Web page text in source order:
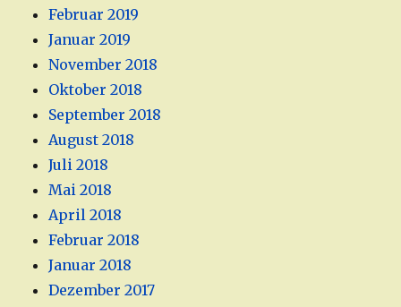
Februar 2019
Januar 2019
November 2018
Oktober 2018
September 2018
August 2018
Juli 2018
Mai 2018
April 2018
Februar 2018
Januar 2018
Dezember 2017